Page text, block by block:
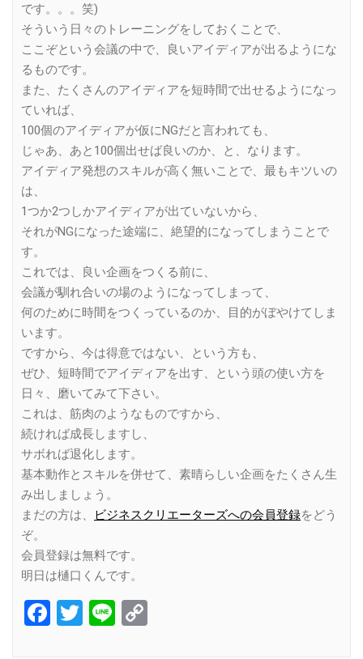
です。。。笑)
そういう日々のトレーニングをしておくことで、
ここぞという会議の中で、良いアイディアが出るようにな
るものです。
また、たくさんのアイディアを短時間で出せるようになっ
ていれば、
100個のアイディアが仮にNGだと言われても、
じゃあ、あと100個出せば良いのか、と、なります。
アイディア発想のスキルが高く無いことで、最もキツいの
は、
1つか2つしかアイディアが出ていないから、
それがNGになった途端に、絶望的になってしまうことで
す。
これでは、良い企画をつくる前に、
会議が馴れ合いの場のようになってしまって、
何のために時間をつくっているのか、目的がぼやけてしま
います。
ですから、今は得意ではない、という方も、
ぜひ、短時間でアイディアを出す、という頭の使い方を
日々、磨いてみて下さい。
これは、筋肉のようなものですから、
続ければ成長しますし、
サボれば退化します。
基本動作とスキルを併せて、素晴らしい企画をたくさん生
み出しましょう。
まだの方は、
ビジネスクリエーターズへの会員登録をどう
ぞ。
会員登録は無料です。
明日は樋口くんです。
Facebook
Twitter
Line